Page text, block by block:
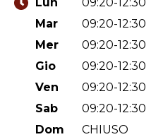
Mar
09:20-12:30
Mer
09:20-12:30
Gio
09:20-12:30
Ven
09:20-12:30
Sab
09:20-12:30
Dom
CHIUSO